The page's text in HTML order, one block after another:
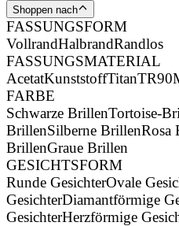
Shoppen nach
FASSUNGSFORM
VollrandHalbrandRandlos
FASSUNGSMATERIAL
AcetatKunststoffTitanTR90
FARBE
Schwarze BrillenTortoise-
BrillenSilberne BrillenRosa
BrillenGraue Brillen
GESICHTSFORM
Runde GesichterOvale
GesichterDiamantförmige
GesichterHerzförmige